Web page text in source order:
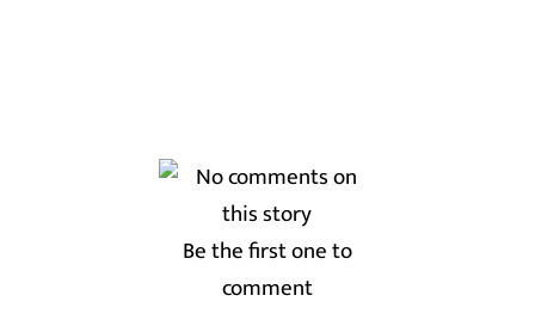
Be the first one to
comment